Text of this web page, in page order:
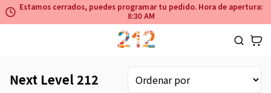
Estamos cerrados, puedes programar tu pedido. Hora de apertura:
8:30 AM
Next Level 212